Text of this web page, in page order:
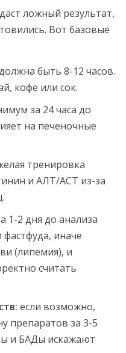
ложный результат,
Вот базовые
быть 8-12 часов.
кофе или сок.
за 24 часа до
на печеночные
тренировка
и АЛТ/АСТ из-за
1-2 дня до анализа
иначе
(липемия), и
считать
если возможно,
препаратов за 3-5
и БАДы искажают